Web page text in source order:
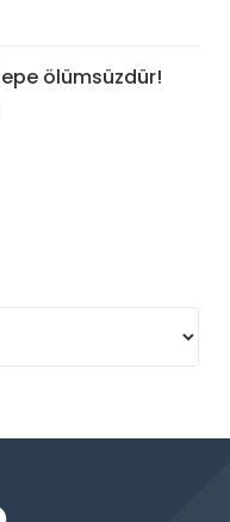
ölümsüzdür!